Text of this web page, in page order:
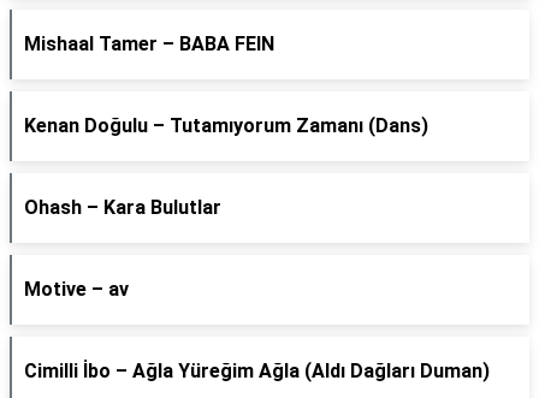
Mishaal Tamer – BABA FEIN
Kenan Doğulu – Tutamıyorum Zamanı (Dans)
Ohash – Kara Bulutlar
Motive – av
Cimilli İbo – Ağla Yüreğim Ağla (Aldı Dağları Duman)